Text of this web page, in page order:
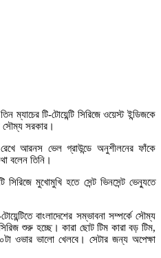
ম্যাচের টি-টোয়েন্টি সিরিজে ওয়েস্ট ইন্ডিজকে
সৌম্য সরকার।
আরনস ভেল গ্রাউন্ডে অনুশীলনের ফাঁকে
বলেন তিনি।
সিরিজে মুখোমুখি হতে সেন্ট ভিনসেন্ট ভেন্যুতে
বাংলাদেশের সম্ভাবনা সম্পর্কে সৌম্য
শুরু হচ্ছে। কারা ছোট টিম কারা বড় টিম,
ওভার ভালো খেলবে। সেটার জন্য অপেক্ষা